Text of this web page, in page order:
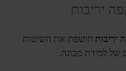
יריבות
יריבות חושפת את השיטות
של למידת מכונה.